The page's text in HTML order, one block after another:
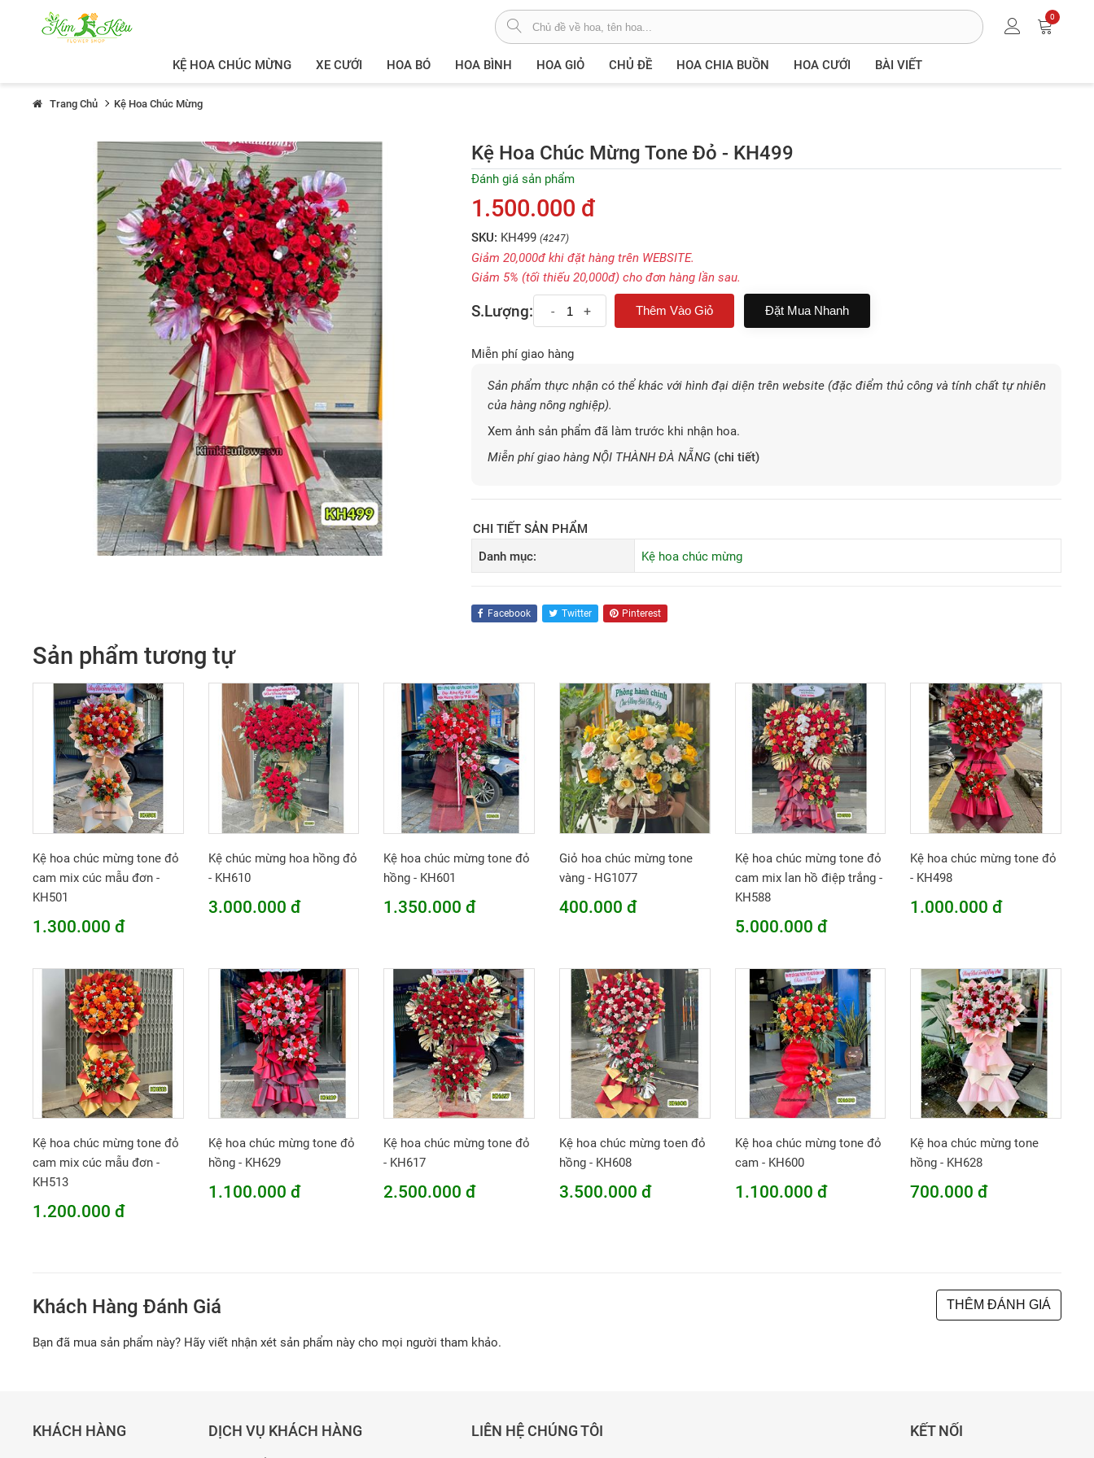
0
KỆ HOA CHÚC MỪNG XE CƯỚI HOA BÓ HOA BÌNH HOA GIỎ CHỦ ĐỀ HOA CHIA BUỒN HOA CƯỚI BÀI VIẾT
Trang Chủ Kệ Hoa Chúc Mừng
Kệ Hoa Chúc Mừng Tone Đỏ - KH499
Đánh giá sản phẩm
1.500.000 đ
SKU: KH499 (4247)
Giảm 20,000đ khi đặt hàng trên WEBSITE.
Giảm 5% (tối thiếu 20,000đ) cho đơn hàng lần sau.
S.Lượng: - + Đặt Mua Nhanh
Miễn phí giao hàng
Sản phẩm thực nhận có thể khác với hình đại diện trên website (đặc điểm thủ công và tính chất tự nhiên
của hàng nông nghiệp).
Xem ảnh sản phẩm đã làm trước khi nhận hoa.
Miễn phí giao hàng NỘI THÀNH ĐÀ NẴNG (chi tiết)
CHI TIẾT SẢN PHẨM
Danh mục:
Kệ hoa chúc mừng
Facebook Twitter Pinterest
Sản phẩm tương tự
Kệ hoa chúc mừng tone đỏ
cam mix cúc mẫu đơn -
KH501
1.300.000 đ
Kệ chúc mừng hoa hồng đỏ
- KH610
3.000.000 đ
Kệ hoa chúc mừng tone đỏ
hồng - KH601
1.350.000 đ
Giỏ hoa chúc mừng tone
vàng - HG1077
400.000 đ
Kệ hoa chúc mừng tone đỏ
cam mix lan hồ điệp trắng -
KH588
5.000.000 đ
Kệ hoa chúc mừng tone đỏ
- KH498
1.000.000 đ
Kệ hoa chúc mừng tone đỏ
cam mix cúc mẫu đơn -
KH513
1.200.000 đ
Kệ hoa chúc mừng tone đỏ
hồng - KH629
1.100.000 đ
Kệ hoa chúc mừng tone đỏ
- KH617
2.500.000 đ
Kệ hoa chúc mừng toen đỏ
hồng - KH608
3.500.000 đ
Kệ hoa chúc mừng tone đỏ
cam - KH600
1.100.000 đ
Kệ hoa chúc mừng tone
hồng - KH628
700.000 đ
Khách Hàng Đánh Giá THÊM ĐÁNH GIÁ
Bạn đã mua sản phẩm này? Hãy viết nhận xét sản phẩm này cho mọi người tham khảo.
KHÁCH HÀNG DỊCH VỤ KHÁCH HÀNG LIÊN HỆ CHÚNG TÔI KẾT NỐI